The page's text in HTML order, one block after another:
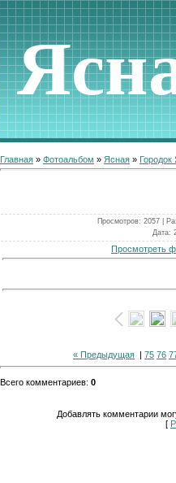
Главная » Фотоальбом » Ясная » Городок
Просмотров: 2057 |
Дата:
Просмотреть
« Предыдущая | 75 76
Всего комментариев: 0
Добавлять комментарии
[